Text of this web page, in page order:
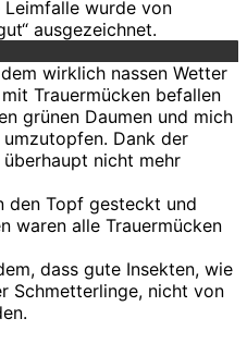
wurde von
ausgezeichnet.
wirklich nassen Wetter
Trauermücken befallen
grünen Daumen und mich
Dank der
nicht mehr
den Topf gesteckt und
waren alle Trauermücken
dass gute Insekten, wie
Schmetterlinge, nicht von